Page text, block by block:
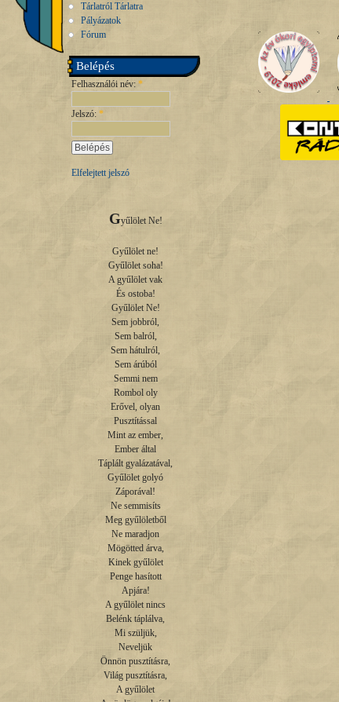
Tárlatról Tárlatra
Pályázatok
Fórum
Belépés
Felhasználói név: *
Jelszó: *
Elfelejtett jelszó
Gyűlölet Ne!
Gyűlölet ne!
Gyűlölet soha!
A gyűlölet vak
És ostoba!
Gyűlölet Ne!
Sem jobbról,
Sem balról,
Sem hátulról,
Sem árúból
Semmi nem
Rombol oly
Erővel, olyan
Pusztítással
Mint az ember,
Ember által
Táplált gyalázatával,
Gyűlölet golyó
Záporával!
Ne semmisíts
Meg gyűlöletből
Ne maradjon
Mögötted árva,
Kinek gyűlölet
Penge hasított
Apjára!
A gyűlölet nincs
Belénk táplálva,
Mi szüljük,
Neveljük
Önnön pusztításra,
Világ pusztításra,
A gyűlölet